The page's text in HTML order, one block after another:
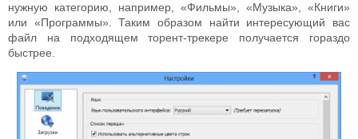
нужную категорию, например, «Фильмы», «Музыка», «Книги»
или «Программы». Таким образом найти интересующий вас
файл на подходящем торент-трекере получается гораздо
быстрее.